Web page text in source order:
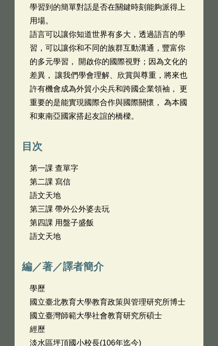
學習到的簡單對話是否在關鍵時刻能夠派得上
用場。
語言可以讓你知道世界有多大，透過語言的學
習，可以讓你和不同的族群互動溝通，豐富你
的多元學習， 開啟你的國際視野；因為文化的
差異， 讓我們學會理解、欣賞與尊重，將來也
許有機會成為外貿小尖兵和跨國企業領袖， 更
重要的是能實現國際合作與國際關懷， 為本國
和東南亞國家搭起友誼的橋樑。
目次
第一課 查單字
第二課 寫信
語文天地
第三課 帶外公外婆去玩
第四課 用盤子盛飯
語文天地
編／著／譯者簡介
學歷
國立臺北教育大學教育政策與管理研究所博士
國立臺灣師範大學社會教育研究所碩士
經歷
淡水區坪頂國小校長(106年迄今)